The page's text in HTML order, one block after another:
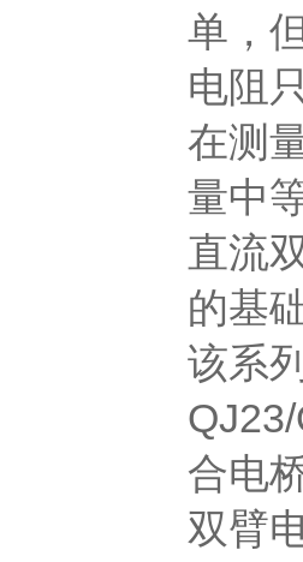
单，
电阻
在测
量中
直流
的基
该系
合电
双臂